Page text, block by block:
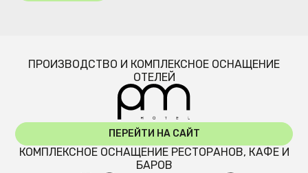
ПРОИЗВОДСТВО И КОМПЛЕКСНОЕ ОСНАЩЕНИЕ
ОТЕЛЕЙ
ПЕРЕЙТИ НА САЙТ
КОМПЛЕКСНОЕ ОСНАЩЕНИЕ РЕСТОРАНОВ, КАФЕ И
БАРОВ